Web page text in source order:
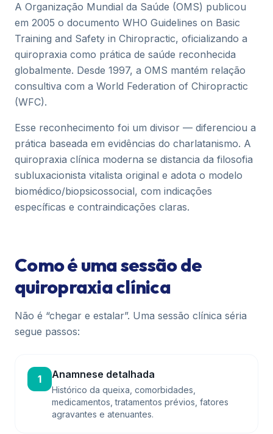
A Organização Mundial da Saúde (OMS) publicou
em 2005 o documento WHO Guidelines on Basic
Training and Safety in Chiropractic, oficializando a
quiropraxia como prática de saúde reconhecida
globalmente. Desde 1997, a OMS mantém relação
consultiva com a World Federation of Chiropractic
(WFC).
Esse reconhecimento foi um divisor — diferenciou a
prática baseada em evidências do charlatanismo. A
quiropraxia clínica moderna se distancia da filosofia
subluxacionista vitalista original e adota o modelo
biomédico/biopsicossocial, com indicações
específicas e contraindicações claras.
Como é uma sessão de
quiropraxia clínica
Não é “chegar e estalar”. Uma sessão clínica séria
segue passos:
1 Anamnese detalhada
Histórico da queixa, comorbidades,
medicamentos, tratamentos prévios, fatores
agravantes e atenuantes.